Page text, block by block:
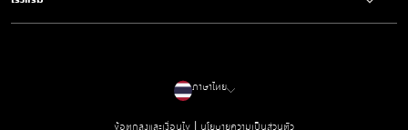
ภาษาไทย
ข้อตกลงและเงื่อนไข | นโยบายความเป็นส่วนตัว